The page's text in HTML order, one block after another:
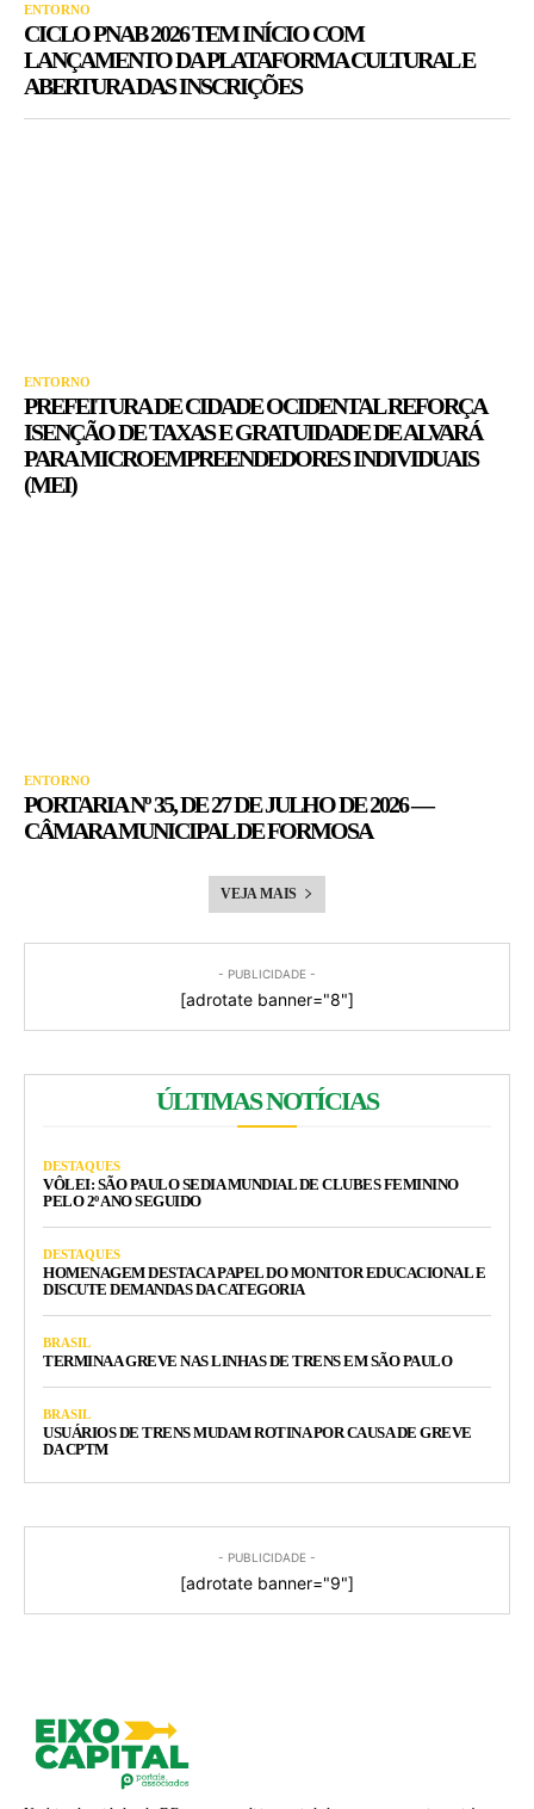
ENTORNO
CICLO PNAB 2026 TEM INÍCIO COM
LANÇAMENTO DA PLATAFORMA CULTURAL E
ABERTURA DAS INSCRIÇÕES
ENTORNO
PREFEITURA DE CIDADE OCIDENTAL REFORÇA
ISENÇÃO DE TAXAS E GRATUIDADE DE ALVARÁ
PARA MICROEMPREENDEDORES INDIVIDUAIS
(MEI)
ENTORNO
PORTARIA Nº 35, DE 27 DE JULHO DE 2026 —
CÂMARA MUNICIPAL DE FORMOSA
VEJA MAIS
- PUBLICIDADE -
[adrotate banner="8"]
ÚLTIMAS NOTÍCIAS
DESTAQUES
VÔLEI: SÃO PAULO SEDIA MUNDIAL DE CLUBES FEMININO
PELO 2º ANO SEGUIDO
DESTAQUES
HOMENAGEM DESTACA PAPEL DO MONITOR EDUCACIONAL E
DISCUTE DEMANDAS DA CATEGORIA
BRASIL
TERMINA A GREVE NAS LINHAS DE TRENS EM SÃO PAULO
BRASIL
USUÁRIOS DE TRENS MUDAM ROTINA POR CAUSA DE GREVE
DA CPTM
- PUBLICIDADE -
[adrotate banner="9"]